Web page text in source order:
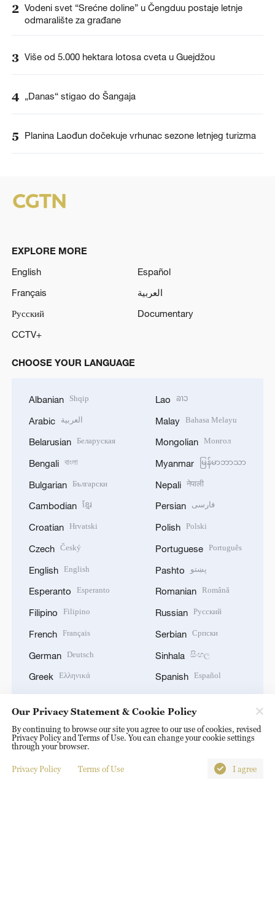
2 Vodeni svet “Srećne doline” u Čengduu postaje letnje
odmaralište za građane
3 Više od 5.000 hektara lotosa cveta u Guejdžou
4 „Danas“ stigao do Šangaja
5 Planina Laođun dočekuje vrhunac sezone letnjeg turizma
EXPLORE MORE
English
Español
Français
العربية
Русский
Documentary
CCTV+
CHOOSE YOUR LANGUAGE
Albanian Shqip
Arabic العربية
Belarusian Беларуская
Bengali বাংলা
Bulgarian Български
Cambodian ខ្មែរ
Croatian Hrvatski
Czech Český
English English
Esperanto Esperanto
Filipino Filipino
French Français
German Deutsch
Greek Ελληνικά
Hausa Hausa
עברית
Hindi हिन्दी
Lao ລາວ
Malay Bahasa Melayu
Mongolian Монгол
Myanmar မြန်မာဘာသာ
Nepali नेपाली
Persian فارسی
Polish Polski
Portuguese Português
Pashto پښتو
Romanian Română
Russian Русский
Serbian Српски
Sinhala සිංහල
Spanish Español
Swahili Kiswahili
தமிழ்
Thai ไทย
Our Privacy Statement & Cookie Policy
By continuing to browse our site you agree to our use of cookies, revised
Privacy Policy and Terms of Use. You can change your cookie settings
through your browser.
Privacy Policy Terms of Use I agree